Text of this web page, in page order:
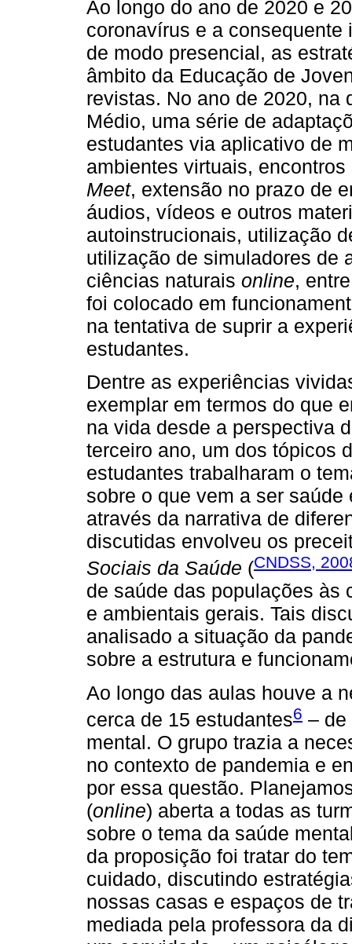
Ao longo do ano de 2020 e
coronavírus e a
de modo presencial, as
âmbito da Educação de
revistas. No ano de 2020, na
Médio, uma série de
estudantes via aplicativo de
ambientes virtuais,
Meet, extensão no prazo de
áudios, vídeos e outros
autoinstrucionais, utilização
utilização de simuladores de
ciências naturais online,
foi colocado em
na tentativa de suprir a
estudantes.
Dentre as experiências
exemplar em termos do que
na vida desde a perspectiva
terceiro ano, um dos tópicos
estudantes trabalharam o
sobre o que vem a ser
através da narrativa de
discutidas envolveu os
Sociais da Saúde (CNDSS,
de saúde das populações às
e ambientais gerais. Tais
analisado a situação da
sobre a estrutura e
Ao longo das aulas houve a
cerca de 15 estudantes6 – de
mental. O grupo trazia a
no contexto de pandemia e
por essa questão.
(online) aberta a todas as
sobre o tema da saúde
da proposição foi tratar do
cuidado, discutindo
nossas casas e espaços de
mediada pela professora da